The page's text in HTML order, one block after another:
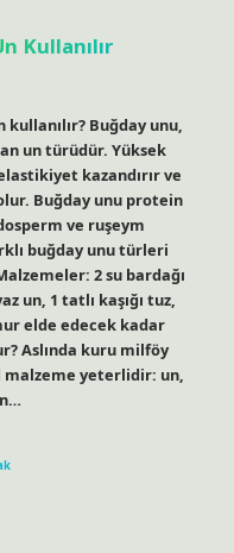
Kullanılır
Buğday unu,
un türüdür. Yüksek
kazandırır ve
Buğday unu protein
ve ruşeym
buğday unu türleri
2 su bardağı
un, 1 tatlı kaşığı tuz,
elde edecek kadar
Aslında kuru milföy
malzeme yeterlidir: un,